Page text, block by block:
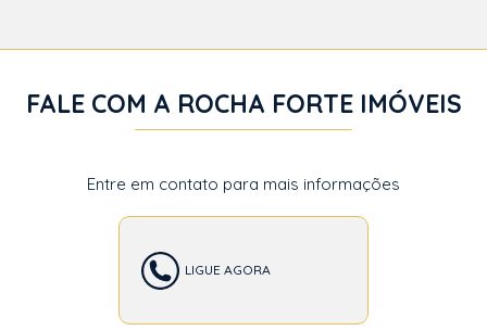
FALE COM A ROCHA FORTE IMÓVEIS
Entre em contato para mais informações
LIGUE AGORA